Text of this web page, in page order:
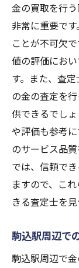
金の買取を行
非常に重要で
ことが不可欠
値の評価にお
す。また、査
の金の査定を
供できるでし
や評価も参考
のサービス品
では、信頼で
ますので、こ
きる査定士を見
駒込駅周辺で
駒込駅周辺で